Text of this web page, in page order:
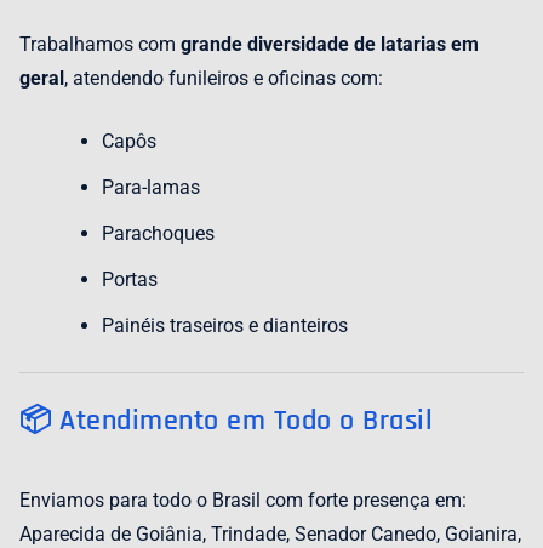
Trabalhamos com grande diversidade de latarias em
geral, atendendo funileiros e oficinas com:
Capôs
Para-lamas
Parachoques
Portas
Painéis traseiros e dianteiros
📦 Atendimento em Todo o Brasil
Enviamos para todo o Brasil com forte presença em:
Aparecida de Goiânia, Trindade, Senador Canedo, Goianira,